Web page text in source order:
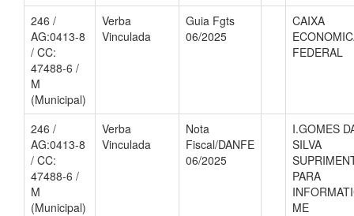
246 /
AG:0413-8
/ CC:
47488-6 /
M
(Municipal)
Verba
Vinculada
Guia Fgts
06/2025
CAIXA
FEDERAL
246 /
AG:0413-8
/ CC:
47488-6 /
M
(Municipal)
Verba
Vinculada
Nota
Fiscal/DANFE
06/2025
I.GOMES
SILVA
PARA
ME